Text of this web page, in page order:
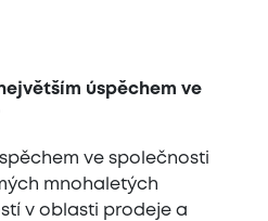
úspěchem ve
ve společnosti
mnohaletých
v oblasti prodeje a